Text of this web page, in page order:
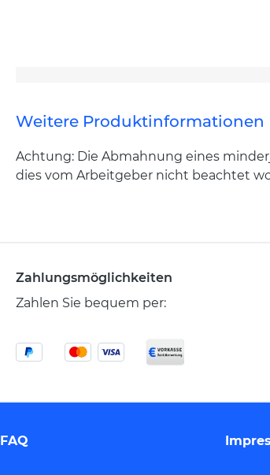
Weitere Produktinformationen
Achtung: Die Abmahnung eines
dies vom Arbeitgeber nicht beachtet
Zahlungsmöglichkeiten
Zahlen Sie bequem per:
FAQ